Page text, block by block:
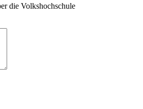
die Volkshochschule